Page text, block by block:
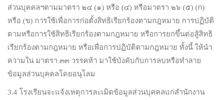
ส่วนบุคคลฯตามมาตรา ๒๔ (๑) หรือ (๔) หรือมาตรา ๒๖ (๕) (ก)
หรือ (ข) การใช้เพื่อการก่อตั้งสิทธิเรียกร้องตามกฎหมาย การปฏิบัติ
ตามหรือการใช้สิทธิเรียกร้องตามกฎหมาย หรือการยกขึ้นต่อสู้สิทธิ
เรียกร้องตามกฎหมาย หรือเพื่อการปฏิบัติตามกฎหมาย ทั้งนี้ ให้นำ
ความใน มาตรา ๓๓ วรรคห้า มาใช้บังคับกับการลบหรือทำลาย
ข้อมูลส่วนบุคคลโดยอนุโลม
3.4 โรงเรียนจะแจ้งเหตุการละเมิดข้อมูลส่วนบุคคลแก่สำนักงาน